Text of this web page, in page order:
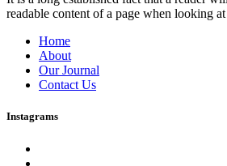
readable content of a page when looking
Home
About
Our Journal
Contact Us
Instagrams